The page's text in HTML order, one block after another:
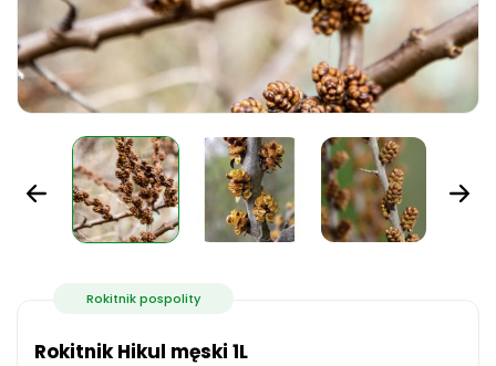
Rokitnik pospolity
Rokitnik Hikul męski 1L